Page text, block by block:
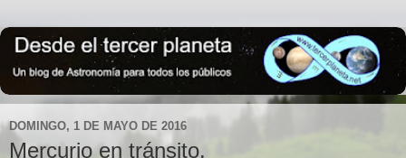
DOMINGO, 1 DE MAYO DE 2016
Mercurio en tránsito.